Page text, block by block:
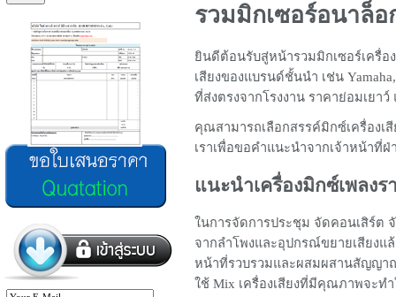
รวมมิกเซอร์อนาล็
ยินดีต้อนรับสู่หน้ารวมมิกเซอร์เครื่อง
เสียงของแบรนด์ชั้นนำ เช่น
ที่ส่งตรงจากโรงงาน ราคาย่อมเยา
คุณสามารถเลือกสรรค์มิกซ์เครื่อง
เราเพื่อขอคำแนะนำจากเจ้าหน้าที่ฝ่
แนะนำเครื่องมิกซ์เพลง
ในการจัดการประชุม จัดคอนเสิร์ต
จากลำโพงและอุปกรณ์ขยายเสียงแ
หน้าที่รวบรวมและผสมผสานสัญญา
ใช้ Mix เครื่องเสียงที่มีคุณภาพจะท